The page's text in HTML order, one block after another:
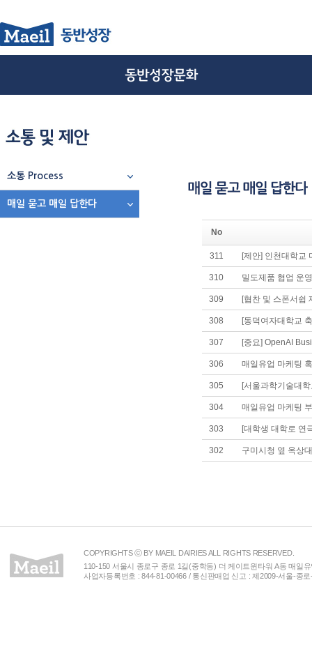
소통 Process
매일 묻고 매일 답한다
No
311 [제안] 인천대학교
310 밀도제품 협업 운
309 [협찬 및 스폰서쉽
308 [동덕여자대학교
307 [중요] OpenAI
306 매일유업 마케팅
305 [서울과학기술대
304 매일유업 마케팅
303 [대학생 대학로 연
302 구미시청 옆 옥상
COPYRIGHTS ⓒ BY MAEIL DAIRIES ALL RIGHTS RESERVED.
110-150 서울시 종로구 종로 1길(중학동) 더 케이트윈타워 A동 매일
사업자등록번호 : 844-81-00466 / 통신판매업 신고 : 제2009-서울-종